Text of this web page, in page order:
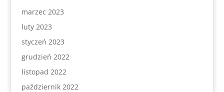
marzec 2023
luty 2023
styczeń 2023
grudzień 2022
listopad 2022
październik 2022